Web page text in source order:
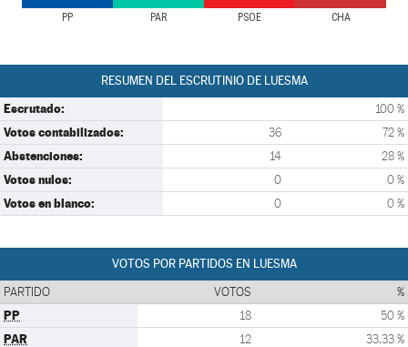
PP PAR PSOE CHA
RESUMEN DEL ESCRUTINIO DE LUESMA
Escrutado: 100 %
Votos contabilizados: 36 72 %
Abstenciones: 14 28 %
Votos nulos: 0 0 %
Votos en blanco: 0 0 %
VOTOS POR PARTIDOS EN LUESMA
PARTIDO VOTOS %
PP 18 50 %
PAR 12 33,33 %